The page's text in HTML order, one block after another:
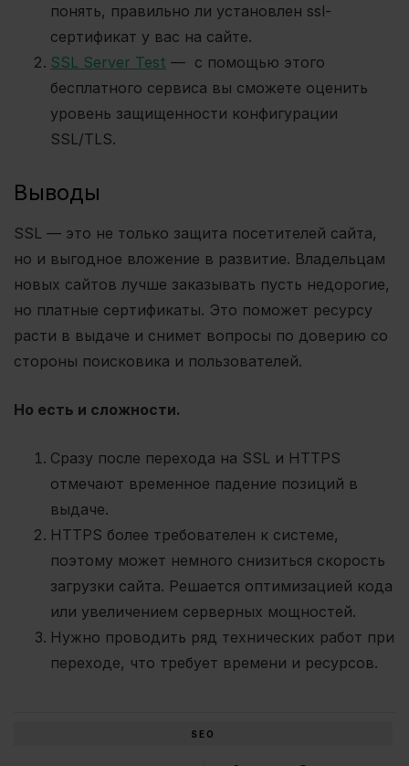
понять, правильно ли установлен ssl-
сертификат у вас на сайте.
SSL Server Test — с помощью этого
бесплатного сервиса вы сможете оценить
уровень защищенности конфигурации
SSL/TLS.
Выводы
SSL — это не только защита посетителей сайта,
но и выгодное вложение в развитие. Владельцам
новых сайтов лучше заказывать пусть недорогие,
но платные сертификаты. Это поможет ресурсу
расти в выдаче и снимет вопросы по доверию со
стороны поисковика и пользователей.
Но есть и сложности.
Сразу после перехода на SSL и HTTPS
отмечают временное падение позиций в
выдаче.
HTTPS более требователен к системе,
поэтому может немного снизиться скорость
загрузки сайта. Решается оптимизацией кода
или увеличением серверных мощностей.
Нужно проводить ряд технических работ при
переходе, что требует времени и ресурсов.
SEO